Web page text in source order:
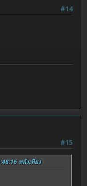
#14
#15
หลังเที่ยง